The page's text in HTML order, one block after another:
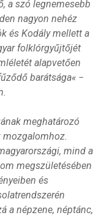
a szó legnemesebb
nagyon nehéz
és Kodály mellett a
folklórgyűjtőjét
alapvetően
barátsága« −
meghatározó
mozgalomhoz.
mind a
megszületésében
és
a népzene, néptánc,